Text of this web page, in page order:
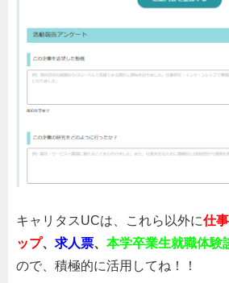
キャリタスUCは、これら以外に仕
ップ、 求人票、 本学卒業生就職体験
ので、積極的に活用してね！！